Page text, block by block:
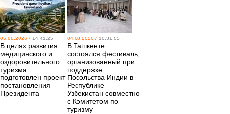
05.08.2026 / 14:41:25
В целях развития
медицинского и
оздоровительного
туризма
подготовлен проект
постановления
Президента
04.08.2026 / 10:31:05
В Ташкенте
состоялся фестиваль,
организованный при
поддержке
Посольства Индии в
Республике
Узбекистан совместно
с Комитетом по
туризму